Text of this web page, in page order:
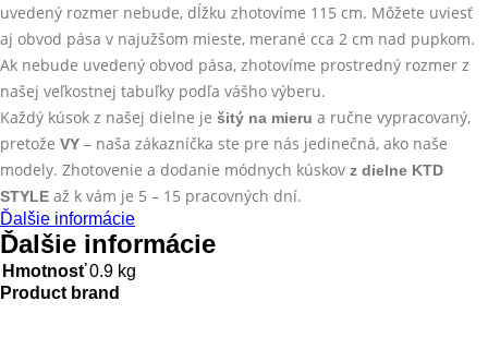
uvedený rozmer nebude, dĺžku zhotovíme 115 cm. Môžete uviesť
aj obvod pása v najužšom mieste, merané cca 2 cm nad pupkom.
Ak nebude uvedený obvod pása, zhotovíme prostredný rozmer z
našej veľkostnej tabuľky podľa vášho výberu.
Každý kúsok z našej dielne je šitý na mieru a ručne vypracovaný,
pretože VY – naša zákazníčka ste pre nás jedinečná, ako naše
modely. Zhotovenie a dodanie módnych kúskov z dielne KTD
STYLE až k vám je 5 – 15 pracovných dní.
Ďalšie informácie
Ďalšie informácie
Hmotnosť0.9 kg
Product brand